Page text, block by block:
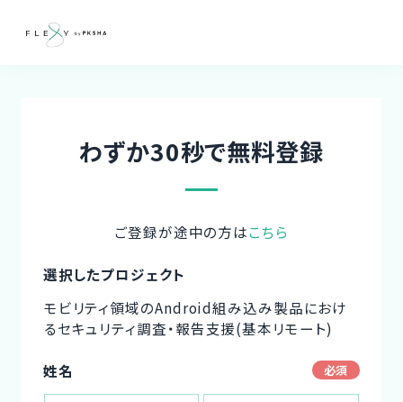
わずか30秒で無料登録
ご登録が途中の方はこちら
選択したプロジェクト
モビリティ領域のAndroid組み込み製品におけ
るセキュリティ調査・報告支援(基本リモート)
姓名